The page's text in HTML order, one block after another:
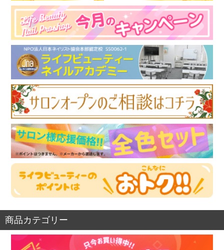
商品カテゴリー